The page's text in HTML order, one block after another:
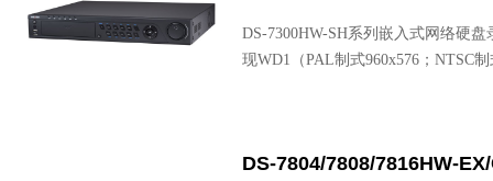
DS-7300HW-SH系列嵌入式网络硬
现WD1（PAL制式960x576；NTSC
DS-7804/7808/7816HW-